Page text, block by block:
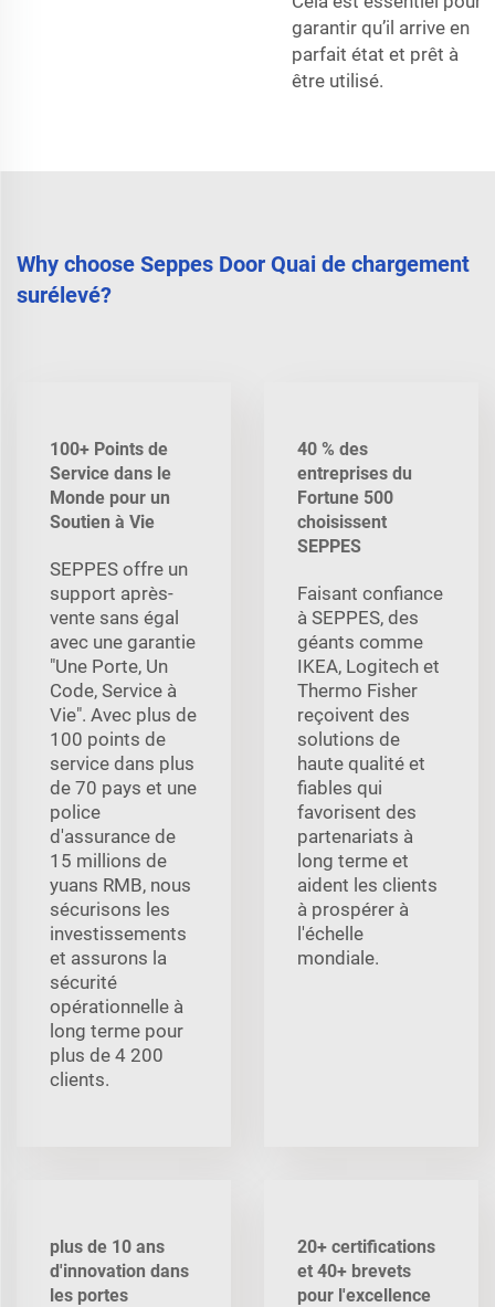
garantir qu’il arrive en
parfait état et prêt à
être utilisé.
Why choose Seppes Door Quai de chargement
surélevé?
100+ Points de
Service dans le
Monde pour un
Soutien à Vie
SEPPES offre un
support après-
vente sans égal
avec une garantie
"Une Porte, Un
Code, Service à
Vie". Avec plus de
100 points de
service dans plus
de 70 pays et une
police
d'assurance de
15 millions de
yuans RMB, nous
sécurisons les
investissements
et assurons la
sécurité
opérationnelle à
long terme pour
plus de 4 200
clients.
40 % des
entreprises du
Fortune 500
choisissent
SEPPES
Faisant confiance
à SEPPES, des
géants comme
IKEA, Logitech et
Thermo Fisher
reçoivent des
solutions de
haute qualité et
fiables qui
favorisent des
partenariats à
long terme et
aident les clients
à prospérer à
l'échelle
mondiale.
plus de 10 ans
d'innovation dans
les portes
20+ certifications
et 40+ brevets
pour l'excellence